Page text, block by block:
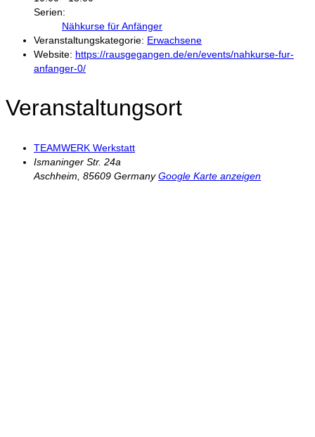
Serien:
Nähkurse für Anfänger
Veranstaltungskategorie: Erwachsene
Website: https://rausgegangen.de/en/events/nahkurse-fur-
anfanger-0/
Veranstaltungsort
TEAMWERK Werkstatt
Ismaninger Str. 24a
Aschheim 85609 Germany Google Karte anzeigen